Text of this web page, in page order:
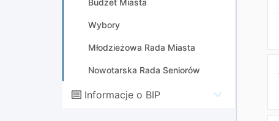
Budżet Miasta
Wybory
Młodzieżowa Rada Miasta
Nowotarska Rada Seniorów
Informacje o BIP